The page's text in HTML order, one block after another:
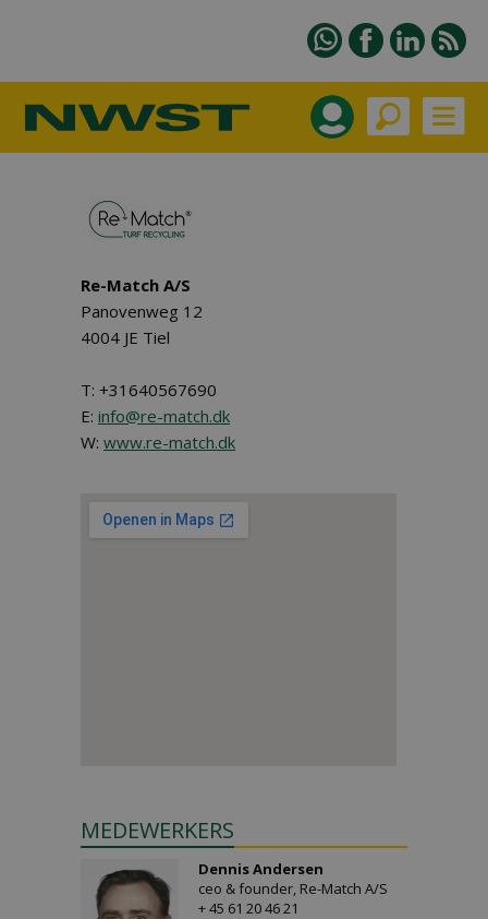
Re-Match A/S
Panovenweg 12
4004 JE Tiel
T: +31640567690
E: info@re-match.dk
W: www.re-match.dk
MEDEWERKERS
Dennis Andersen
ceo & founder, Re-Match A/S
+ 45 61 20 46 21